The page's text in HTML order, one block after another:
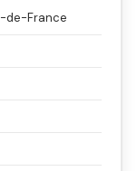
de-France